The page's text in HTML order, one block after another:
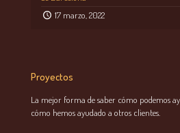
17 marzo, 2022
Proyectos
La mejor forma de saber cómo podemos
cómo hemos ayudado a otros clientes.